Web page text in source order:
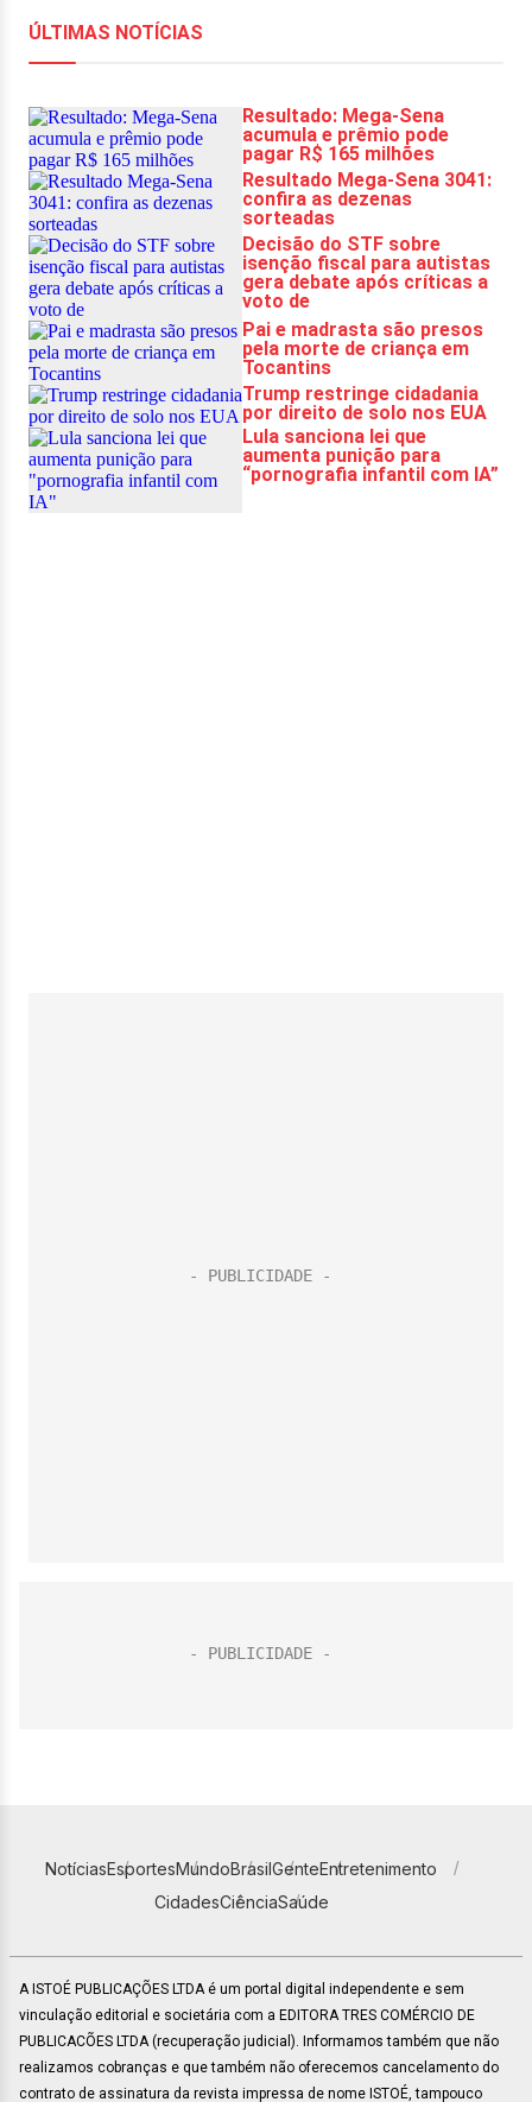
NotíciasEsportesMundoBrasilGenteEntretenimento
CidadesCiênciaSaúde
A ISTOÉ PUBLICAÇÕES LTDA é um portal digital independente e sem
vinculação editorial e societária com a EDITORA TRES COMÉRCIO DE
PUBLICACÕES LTDA (recuperação judicial). Informamos também que não
realizamos cobranças e que também não oferecemos cancelamento do
contrato de assinatura da revista impressa de nome ISTOÉ, tampouco